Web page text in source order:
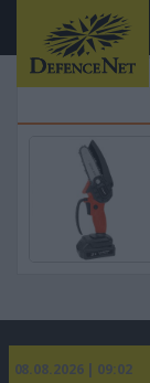
08.08.2026 | 09:02